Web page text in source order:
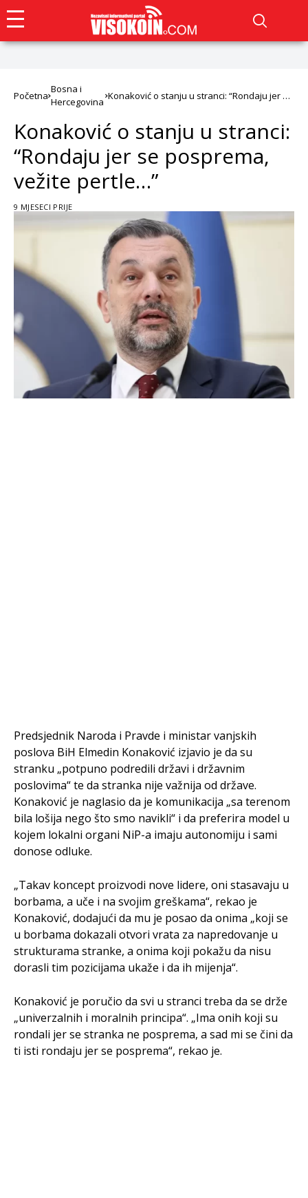
Početna
Bosna i
Hercegovina
Konaković o stanju u stranci: “Rondaju jer se
Konaković o stanju u stranci:
“Rondaju jer se posprema,
vežite pertle…”
9 MJESECI PRIJE
Predsjednik Naroda i Pravde i ministar vanjskih
poslova BiH Elmedin Konaković izjavio je da su
stranku „potpuno podredili državi i državnim
poslovima“ te da stranka nije važnija od države.
Konaković je naglasio da je komunikacija „sa terenom
bila lošija nego što smo navikli“ i da preferira model u
kojem lokalni organi NiP-a imaju autonomiju i sami
donose odluke.
„Takav koncept proizvodi nove lidere, oni stasavaju u
borbama, a uče i na svojim greškama“, rekao je
Konaković, dodajući da mu je posao da onima „koji se
u borbama dokazali otvori vrata za napredovanje u
strukturama stranke, a onima koji pokažu da nisu
dorasli tim pozicijama ukaže i da ih mijenja“.
Konaković je poručio da svi u stranci treba da se drže
„univerzalnih i moralnih principa“. „Ima onih koji su
rondali jer se stranka ne posprema, a sad mi se čini da
ti isti rondaju jer se posprema“, rekao je.